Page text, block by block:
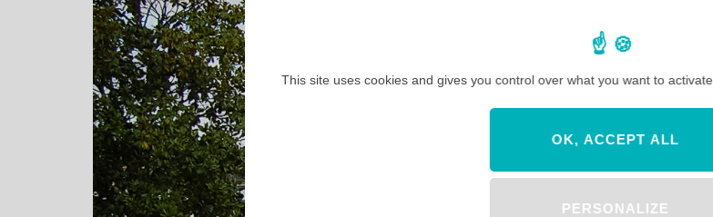
This site uses cookies and gives you control over what you want to activate
OK, ACCEPT ALL
PERSONALIZE